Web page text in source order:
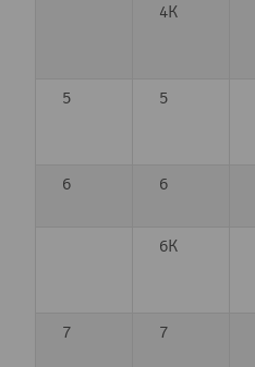
4K
5
5
6
6
6K
7
7